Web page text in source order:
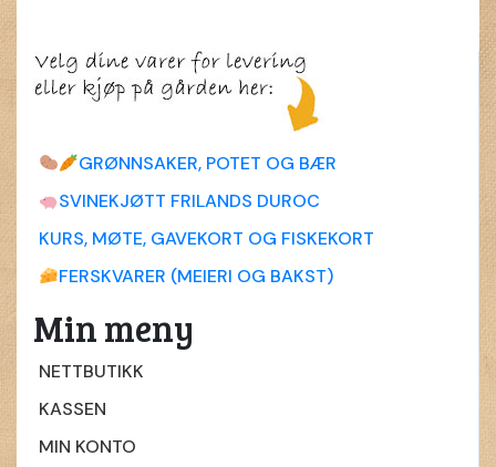
GRØNNSAKER, POTET OG BÆR
SVINEKJØTT FRILANDS DUROC
KURS, MØTE, GAVEKORT OG FISKEKORT
FERSKVARER (MEIERI OG BAKST)
Min meny
NETTBUTIKK
KASSEN
MIN KONTO